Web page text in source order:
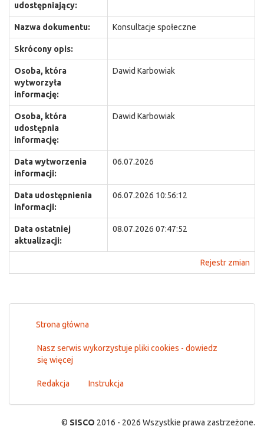
udostępniający:
Nazwa dokumentu: Konsultacje społeczne
Skrócony opis:
Osoba, która
wytworzyła
informację:
Dawid Karbowiak
Osoba, która
udostępnia
informację:
Dawid Karbowiak
Data wytworzenia
informacji:
06.07.2026
Data udostępnienia
informacji:
06.07.2026 10:56:12
Data ostatniej
aktualizacji:
08.07.2026 07:47:52
Rejestr zmian
Strona główna
Nasz serwis wykorzystuje pliki cookies - dowiedz
się więcej
Redakcja Instrukcja
© SISCO 2016 - 2026 Wszystkie prawa zastrzeżone.